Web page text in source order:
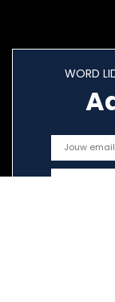
WORD